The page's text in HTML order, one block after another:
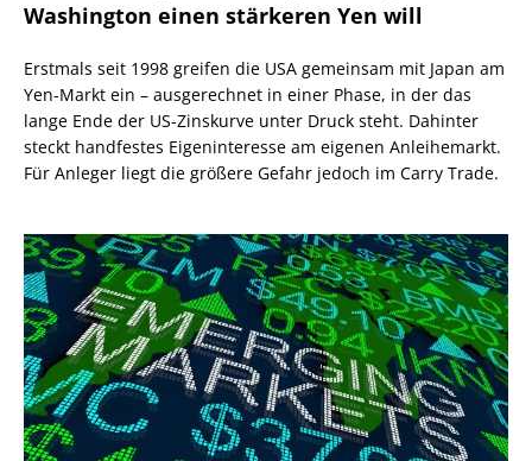
Washington einen stärkeren Yen will
Erstmals seit 1998 greifen die USA gemeinsam mit Japan am
Yen-Markt ein – ausgerechnet in einer Phase, in der das
lange Ende der US-Zinskurve unter Druck steht. Dahinter
steckt handfestes Eigeninteresse am eigenen Anleihemarkt.
Für Anleger liegt die größere Gefahr jedoch im Carry Trade.